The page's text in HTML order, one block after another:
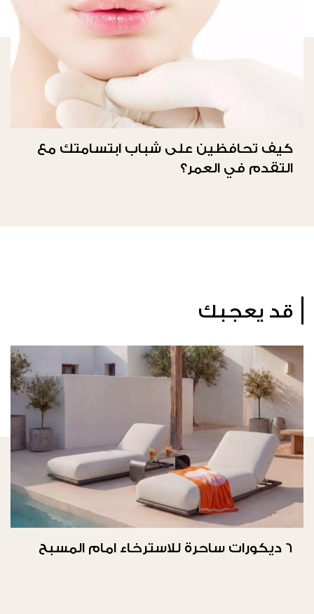
كيف تحافظين على شباب ابتسامتك مع
التقدم في العمر؟
قد يعجبك
6 ديكورات ساحرة للاسترخاء امام المسبح